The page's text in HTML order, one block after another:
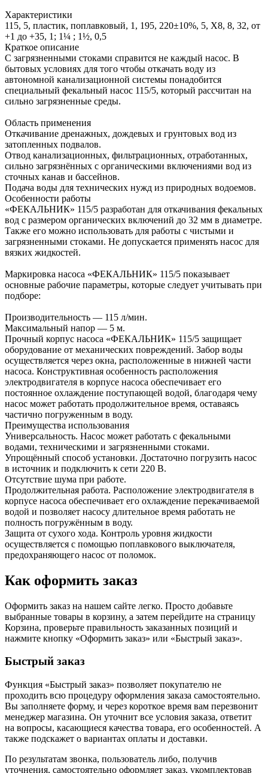
Характеристики
115, 5, пластик, поплавковый, 1, 195, 220±10%, 5, X8, 8, 32, от
+1 до +35, 1; 1¼ ; 1½, 0,5
Краткое описание
С загрязненными стоками справится не каждый насос. В
бытовых условиях для того чтобы откачать воду из
автономной канализационной системы понадобится
специальный фекальный насос 115/5, который рассчитан на
сильно загрязненные среды.
Область применения
Откачивание дренажных, дождевых и грунтовых вод из
затопленных подвалов.
Отвод канализационных, фильтрационных, отработанных,
сильно загрязнённых с органическими включениями вод из
сточных канав и бассейнов.
Подача воды для технических нужд из природных водоемов.
Особенности работы
«ФЕКАЛЬНИК» 115/5 разработан для откачивания фекальных
вод с размером органических включений до 32 мм в диаметре.
Также его можно использовать для работы с чистыми и
загрязненными стоками. Не допускается применять насос для
вязких жидкостей.
Маркировка насоса «ФЕКАЛЬНИК» 115/5 показывает
основные рабочие параметры, которые следует учитывать при
подборе:
Производительность — 115 л/мин.
Максимальный напор — 5 м.
Прочный корпус насоса «ФЕКАЛЬНИК» 115/5 защищает
оборудование от механических повреждений. Забор воды
осуществляется через окна, расположенные в нижней части
насоса. Конструктивная особенность расположения
электродвигателя в корпусе насоса обеспечивает его
постоянное охлаждение поступающей водой, благодаря чему
насос может работать продолжительное время, оставаясь
частично погруженным в воду.
Преимущества использования
Универсальность. Насос может работать с фекальными
водами, техническими и загрязненными стоками.
Упрощённый способ установки. Достаточно погрузить насос
в источник и подключить к сети 220 В.
Отсутствие шума при работе.
Продолжительная работа. Расположение электродвигателя в
корпусе насоса обеспечивает его охлаждение перекачиваемой
водой и позволяет насосу длительное время работать не
полность погружённым в воду.
Защита от сухого хода. Контроль уровня жидкости
осуществляется с помощью поплавкового выключателя,
предохраняющего насос от поломок.
Как оформить заказ
Оформить заказ на нашем сайте легко. Просто добавьте
выбранные товары в корзину, а затем перейдите на страницу
Корзина, проверьте правильность заказанных позиций и
нажмите кнопку «Оформить заказ» или «Быстрый заказ».
Быстрый заказ
Функция «Быстрый заказ» позволяет покупателю не
проходить всю процедуру оформления заказа самостоятельно.
Вы заполняете форму, и через короткое время вам перезвонит
менеджер магазина. Он уточнит все условия заказа, ответит
на вопросы, касающиеся качества товара, его особенностей. А
также подскажет о вариантах оплаты и доставки.
По результатам звонка, пользователь либо, получив
уточнения, самостоятельно оформляет заказ, укомплектовав